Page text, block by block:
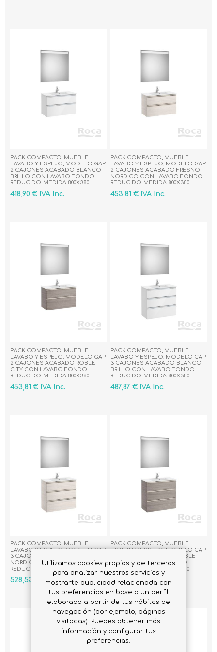
PACK COMPACTO, MUEBLE
LAVABO Y ESPEJO, MODELO GAP
2 CAJONES ACABADO BLANCO
BRILLO CON LAVABO FONDO
REDUCIDO. MEDIDA 800X380
418,90 € IVA Inc.
PACK COMPACTO, MUEBLE
LAVABO Y ESPEJO, MODELO GAP
2 CAJONES ACABADO FRESNO
NORDICO CON LAVABO FONDO
REDUCIDO. MEDIDA 800X380
453,81 € IVA Inc.
PACK COMPACTO, MUEBLE
LAVABO Y ESPEJO, MODELO GAP
2 CAJONES ACABADO ROBLE
CITY CON LAVABO FONDO
REDUCIDO. MEDIDA 800X380
453,81 € IVA Inc.
PACK COMPACTO, MUEBLE
LAVABO Y ESPEJO, MODELO GAP
3 CAJONES ACABADO BLANCO
BRILLO CON LAVABO FONDO
REDUCIDO. MEDIDA 800X380
487,87 € IVA Inc.
PACK COMPACTO, MUEBLE
LAVABO Y ESPEJO, MODELO GAP
3 CAJONES ACABADO FRESNO
NORDICO CON LAVABO FONDO
REDUCIDO. MEDIDA 800X380
528,53 € IVA Inc.
PACK COMPACTO, MUEBLE
LAVABO Y ESPEJO, MODELO GAP
3 CAJONES ACABADO ROBLE
CITY CON LAVABO FONDO
REDUCIDO. MEDIDA 800X380
528,53 € IVA Inc.
Utilizamos cookies propias y de terceros
para analizar nuestros servicios y
mostrarte publicidad relacionada con
tus preferencias en base a un perfil
elaborado a partir de tus hábitos de
navegación (por ejemplo, páginas
visitadas). Puedes obtener más
información y configurar tus
preferencias.